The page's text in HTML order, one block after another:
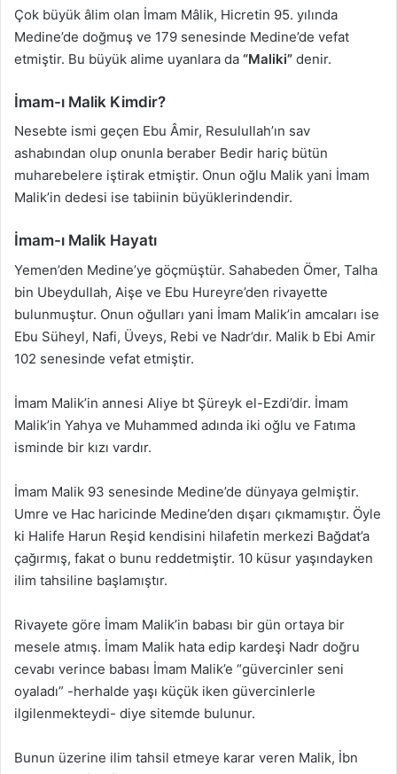
Çok büyük âlim olan İmam Mâlik, Hicretin 95. yılında
Medine’de doğmuş ve 179 senesinde Medine’de vefat
etmiştir. Bu büyük alime uyanlara da “Maliki” denir.
İmam-ı Malik Kimdir?
Nesebte ismi geçen Ebu Âmir, Resulullah’ın sav
ashabından olup onunla beraber Bedir hariç bütün
muharebelere iştirak etmiştir. Onun oğlu Malik yani İmam
Malik’in dedesi ise tabiinin büyüklerindendir.
İmam-ı Malik Hayatı
Yemen’den Medine’ye göçmüştür. Sahabeden Ömer, Talha
bin Ubeydullah, Aişe ve Ebu Hureyre’den rivayette
bulunmuştur. Onun oğulları yani İmam Malik’in amcaları ise
Ebu Süheyl, Nafi, Üveys, Rebi ve Nadr’dır. Malik b Ebi Amir
102 senesinde vefat etmiştir.
İmam Malik’in annesi Aliye bt Şüreyk el-Ezdi’dir. İmam
Malik’in Yahya ve Muhammed adında iki oğlu ve Fatıma
isminde bir kızı vardır.
İmam Malik 93 senesinde Medine’de dünyaya gelmiştir.
Umre ve Hac haricinde Medine’den dışarı çıkmamıştır. Öyle
ki Halife Harun Reşid kendisini hilafetin merkezi Bağdat’a
çağırmış, fakat o bunu reddetmiştir. 10 küsur yaşındayken
ilim tahsiline başlamıştır.
Rivayete göre İmam Malik’in babası bir gün ortaya bir
mesele atmış. İmam Malik hata edip kardeşi Nadr doğru
cevabı verince babası İmam Malik’e “güvercinler seni
oyaladı” -herhalde yaşı küçük iken güvercinlerle
ilgilenmekteydi- diye sitemde bulunur.
Bunun üzerine ilim tahsil etmeye karar veren Malik, İbn